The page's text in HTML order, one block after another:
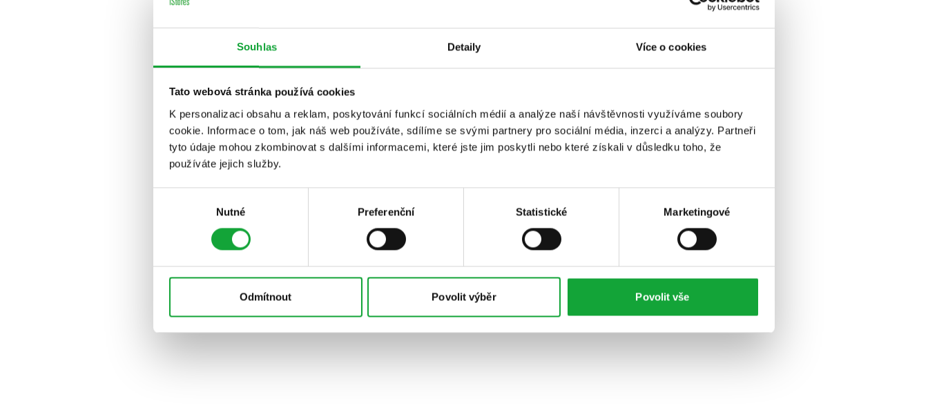
Souhlas Detaily Více o cookies
Tato webová stránka používá cookies
K personalizaci obsahu a reklam, poskytování funkcí sociálních médií a analýze naší návštěvnosti využíváme soubory
cookie. Informace o tom, jak náš web používáte, sdílíme se svými partnery pro sociální média, inzerci a analýzy. Partneři
tyto údaje mohou zkombinovat s dalšími informacemi, které jste jim poskytli nebo které získali v důsledku toho, že
používáte jejich služby.
Nutné Preferenční Statistické Marketingové
Odmítnout Povolit výběr Povolit vše